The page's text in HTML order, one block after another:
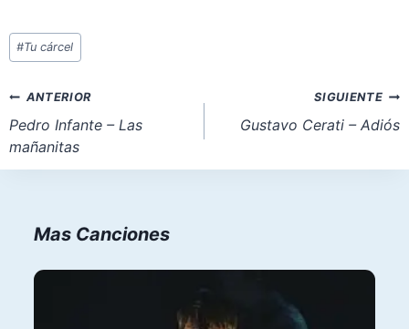
Etiquetas
de
entrada:
#Tu cárcel
Navegación
de
entradas
ANTERIOR
Pedro Infante – Las
mañanitas
SIGUIENTE
Gustavo Cerati – Adiós
Mas Canciones